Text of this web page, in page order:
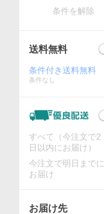
条件を解除
送料無料
条件付き送料無料
条件なし
すべて（今注文で2
日以内にお届け）
今注文で明日までに
お届け
お届け先